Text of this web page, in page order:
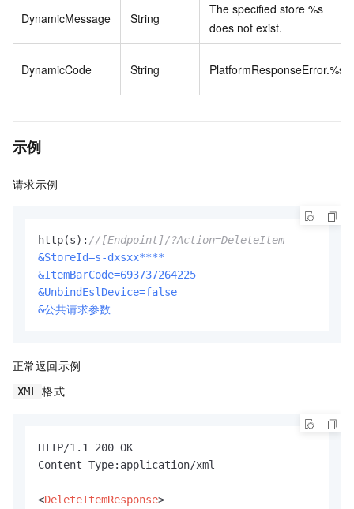
DynamicMessage String
The specified store %s
does not exist.
DynamicCode String PlatformResponseError.%s
示例
请求示例
http(s): //[Endpoint]/?Action=DeleteItem
&StoreId=s-dxsxx****
&ItemBarCode=693737264225
&UnbindEslDevice=false
&公共请求参数
正常返回示例
XML 格式
HTTP/1.1 200 OK
Content-Type:application/xml
<DeleteItemResponse>